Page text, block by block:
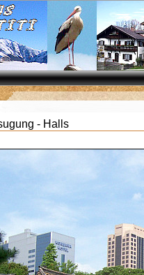
- Halls